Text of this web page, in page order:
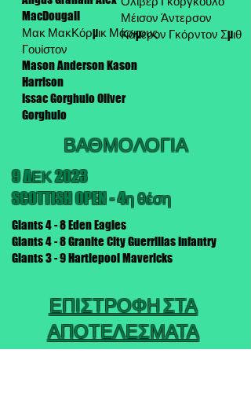
MacDougall
Μακ ΜακΚόρμικ Μάρκους
Γουίστον
Mason Anderson Kason
Harrison
Issac Gorghulo Oliver
Gorghulo
Μέισον Άντερσον
Κάμερον Γκόρντον Σμιθ
ΒΑΘΜΟΛΟΓΙΑ
9 ΔΕΚ 2023
SCOTTISH OPEN - 4η θέση
Giants 4 - 8 Eden Eagles
Giants 4 - 8 Granite City Guerrillas Infantry
Giants 3 - 9 Hartlepool Mavericks
ΕΠΙΣΤΡΟΦΗ ΣΤΑ
ΑΠΟΤΕΛΕΣΜΑΤΑ